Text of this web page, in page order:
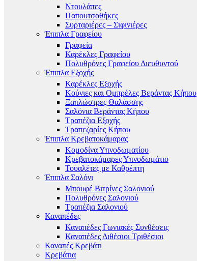
Ντουλάπες
Παπουτσοθήκες
Συρταριέρες – Σιφινιέρες
Έπιπλα Γραφείου
Γραφεία
Καρέκλες Γραφείου
Πολυθρόνες Γραφείου Διευθυντού
Έπιπλα Εξοχής
Καρέκλες Εξοχής
Κούνιες και Ομπρέλες Βεράντας Κήπου
Ξαπλώστρες Θαλάσσης
Σαλόνια Βεράντας Κήπου
Τραπέζια Εξοχής
Τραπεζαρίες Κήπου
Έπιπλα Κρεβατοκάμαρας
Κομοδίνα Υπνοδωματίου
Κρεβατοκάμαρες Υπνοδωμάτιο
Τουαλέτες με Καθρέπτη
Έπιπλα Σαλόνι
Μπουφέ Βιτρίνες Σαλονιού
Πολυθρόνες Σαλονιού
Τραπέζια Σαλονιού
Καναπέδες
Καναπέδες Γωνιακές Συνθέσεις
Καναπέδες Διθέσιοι Τριθέσιοι
Καναπές Κρεβάτι
Κρεβάτια